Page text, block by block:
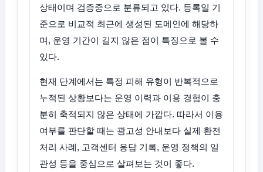
상태이며 검증중으로 분류되고 있다. 등록일 기
준으로 비교적 최근에 생성된 도메인에 해당하
며, 운영 기간이 길지 않은 점이 특징으로 볼 수
있다.
현재 단계에서는 특정 피해 유형이 반복적으로
누적된 상황보다는 운영 이력과 이용 경험이 충
분히 축적되지 않은 상태에 가깝다. 따라서 이용
여부를 판단할 때는 광고성 안내보다 실제 환전
처리 사례, 고객센터 응답 기록, 운영 정책의 일
관성 등을 중심으로 살펴보는 것이 좋다.